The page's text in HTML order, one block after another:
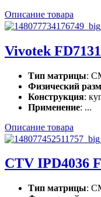
Описание товара
Vivotek FD7131
Тип матрицы:
Физический
Конструкция:
Применение: ...
Описание товара
CTV IPD4036
Тип матрицы: